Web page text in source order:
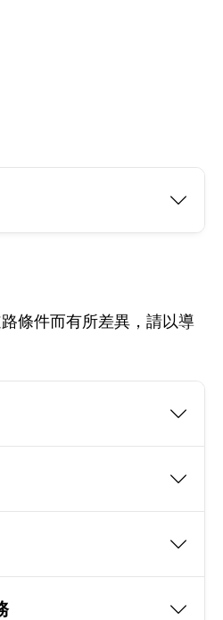
條件而有所差異，請以導